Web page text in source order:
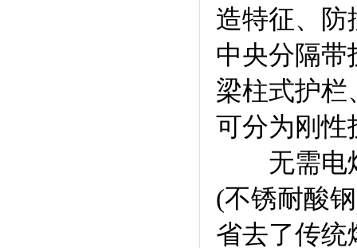
造特征、防
中央分隔带
梁柱式护栏
可分为刚性
无需电焊
(不锈耐酸
省去了传统